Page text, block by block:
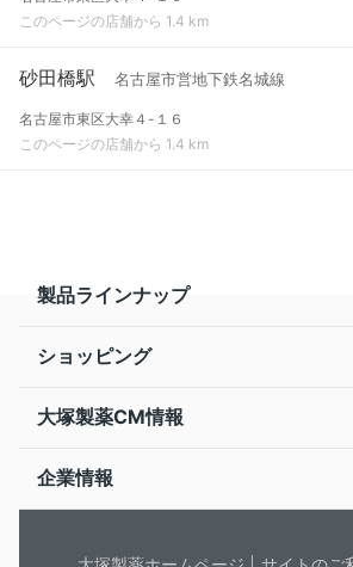
このページの店舗から 1.4 km
砂田橋駅 名古屋市営地下鉄名城線
名古屋市東区大幸４-１６
このページの店舗から 1.4 km
製品ラインナップ
ショッピング
大塚製薬CM情報
企業情報